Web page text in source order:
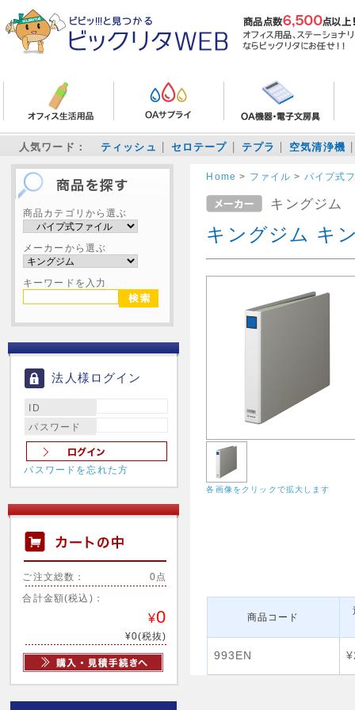
人気ワード： ティッシュ セロテープ テプラ 空気清浄機
商品カテゴリから選ぶ
メーカーから選ぶ
キーワードを入力
法人様ログイン
ID
パスワード
パスワードを忘れた方
ご注文総数： 0点
合計金額(税込)：
¥0
¥0(税抜)
Home > ファイル > パイプ式
キングジム
キングジム キ
各画像をクリックで拡大します
商品コード
993EN